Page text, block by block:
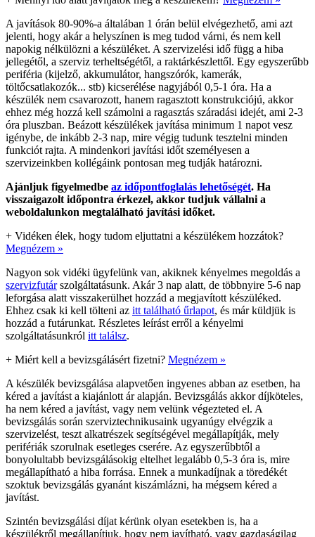
A javítások 80-90%-a általában 1 órán belül elvégezhető, ami azt
jelenti, hogy akár a helyszínen is meg tudod várni, és nem kell
napokig nélkülözni a készüléket. A szervizelési idő függ a hiba
jellegétől, a szerviz terheltségétől, a raktárkészlettől. Egy egyszerűbb
periféria (kijelző, akkumulátor, hangszórók, kamerák,
töltőcsatlakozók... stb) kicserélése nagyjából 0,5-1 óra. Ha a
készülék nem csavarozott, hanem ragasztott konstrukciójú, akkor
ehhez még hozzá kell számolni a ragasztás száradási idejét, ami 2-3
óra pluszban. Beázott készülékek javítása minimum 1 napot vesz
igénybe, de inkább 2-3 nap, mire végig tudunk tesztelni minden
funkciót rajta. A mindenkori javítási időt személyesen a
szervizeinkben kollégáink pontosan meg tudják határozni.
Ajánljuk figyelmedbe az időpontfoglalás lehetőségét. Ha
visszaigazolt időpontra érkezel, akkor tudjuk vállalni a
weboldalunkon megtalálható javítási időket.
+ Vidéken élek, hogy tudom eljuttatni a készülékem hozzátok?
Megnézem »
Nagyon sok vidéki ügyfelünk van, akiknek kényelmes megoldás a
szervizfutárszolgáltatásunk. Akár 3 nap alatt, de többnyire 5-6 nap
leforgása alatt visszakerülhet hozzád a megjavított készüléked.
Ehhez csak ki kell tölteni az itt található űrlapot, és már küldjük is
hozzád a futárunkat. Részletes leírást erről a kényelmi
szolgáltatásunkról itt találsz.
+ Miért kell a bevizsgálásért fizetni? Megnézem »
A készülék bevizsgálása alapvetően ingyenes abban az esetben, ha
kéred a javítást a kiajánlott ár alapján. Bevizsgálás akkor díjköteles,
ha nem kéred a javítást, vagy nem velünk végezteted el. A
bevizsgálás során szerviztechnikusaink ugyanúgy elvégzik a
szervizelést, teszt alkatrészek segítségével megállapítják, mely
perifériák szorulnak esetleges cserére. Az egyszerűbbtől a
bonyolultabb bevizsgálásokig eltelhet legalább 0,5-3 óra is, mire
megállapítható a hiba forrása. Ennek a munkadíjnak a töredékét
szoktuk bevizsgálás gyanánt kiszámlázni, ha mégsem kéred a
javítást.
Szintén bevizsgálási díjat kérünk olyan esetekben is, ha a
készülékről megállapítjuk, hogy nem javítható, vagy gazdaságilag